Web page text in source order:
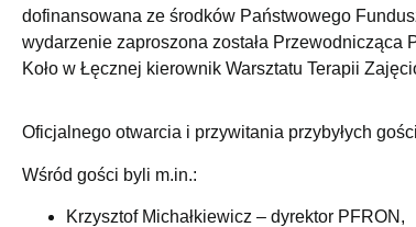
dofinansowana ze środków Państwowego
wydarzenie zaproszona została Przewodnicząca
Koło w Łęcznej kierownik Warsztatu Terapii
Oficjalnego otwarcia i przywitania przybyłych
Wśród gości byli m.in.:
Krzysztof Michałkiewicz – dyrektor PFRON,